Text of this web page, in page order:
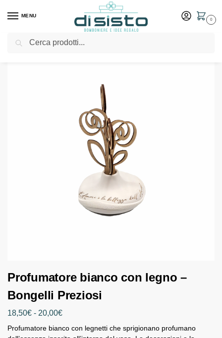
MENU
0
Home Shop Bomboniere
Profumatore bianco con legno –
Bongelli Preziosi
18,50€ - 20,00€
Profumatore bianco con legnetti che sprigionano profumano